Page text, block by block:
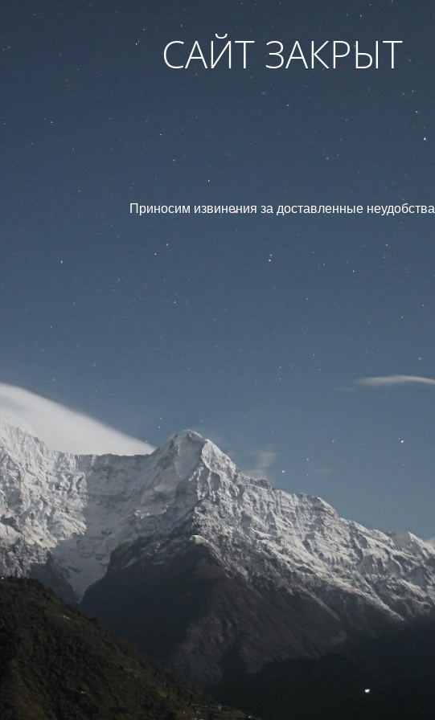
САЙТ ЗАКРЫТ
Приносим извинения за доставленные неудобства